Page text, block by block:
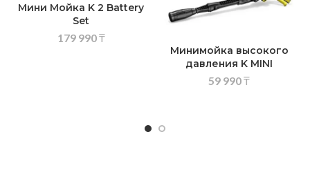
Мини Мойка K 2 Battery
Set
179 990₸
Минимойка высокого
давления K MINI
59 990₸